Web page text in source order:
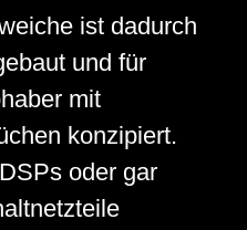
ist dadurch
und für
mit
konzipiert.
oder gar